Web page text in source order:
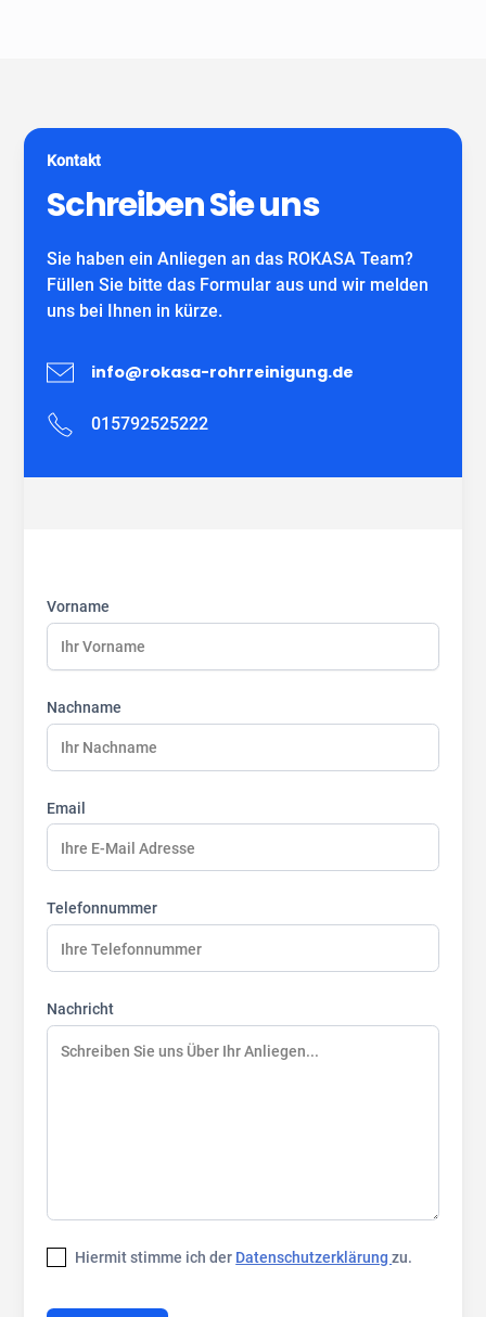
für Schlauchliner. Wir beraten Sie kostenfrei und
individuell nach Ihrem Bedürfnis.
Wir freuen uns auf Ihren Anruf!
Kontakt
Schreiben Sie uns
Sie haben ein Anliegen an das ROKASA Team?
Füllen Sie bitte das Formular aus und wir melden
uns bei Ihnen in kürze.
info@rokasa-rohrreinigung.de
015792525222
name:
name:
name:
Vorname
Nachname
Email
Telefonnummer
Nachricht
Hiermit stimme ich der Datenschutzerklärungzu.